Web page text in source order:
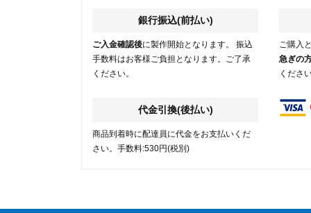
銀行振込(前払い)
ご入金確認後に製作開始となります。 振込
手数料はお客様ご負担となります。ご了承
ください。
代金引換(後払い)
商品到着時に配達員に代金をお支払いくだ
さい。手数料:530円(税別)
ご購入
急ぎの
くださ